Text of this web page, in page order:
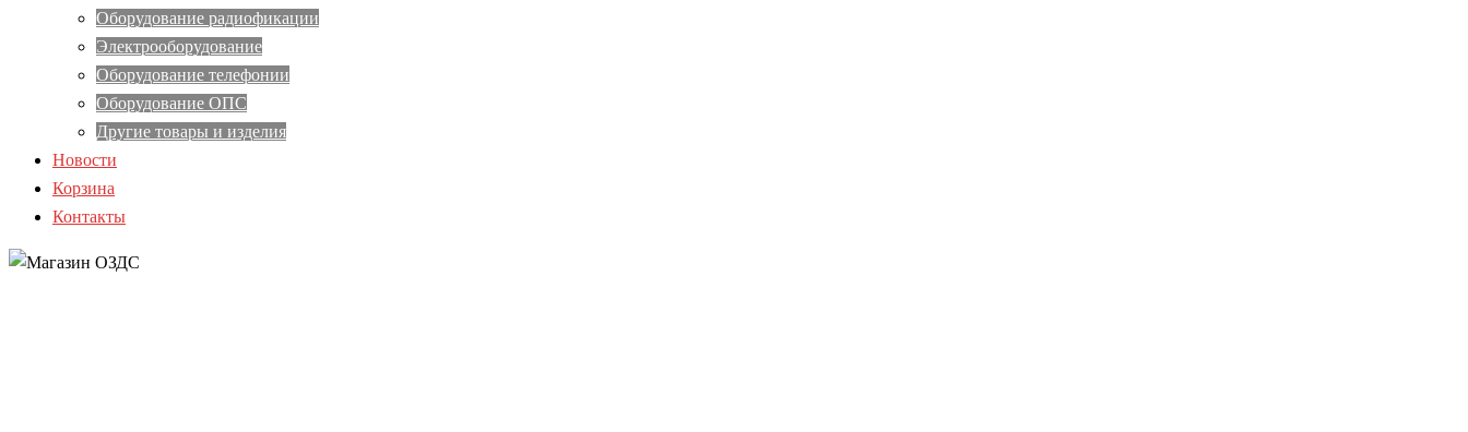
Оборудование радиофикации
Электрооборудование
Оборудование телефонии
Оборудование ОПС
Другие товары и изделия
Новости
Корзина
Контакты